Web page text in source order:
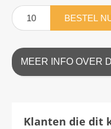
BESTEL
MEER INFO OVER
Klanten die dit